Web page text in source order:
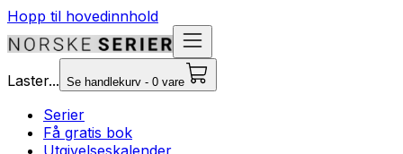
Hopp til hovedinnhold
Laster... Se handlekurv - 0 vare
Serier
Få gratis bok
Utgivelseskalender